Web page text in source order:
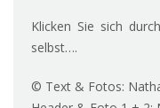
Klicken Sie sich
selbst….
© Text & Fotos: